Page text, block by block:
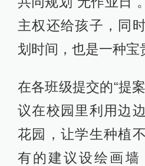
主权还给孩子，同
划时间，也是一种宝
在各班级提交的“提
议在校园里利用边
花园，让学生种植
有的建议设绘画墙